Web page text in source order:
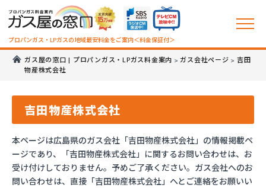
プロパンガス・LPガスの地域最安料金をご案内＜料金保証付＞
ガス屋の窓口 | プロパンガス・LPガス料金案内 >ガス会社ページ > 吉田
物産株式会社
吉田物産株式会社
本ページは広島県のガス会社「吉田物産株式会社」の情報掲載ペ
ージであり、「吉田物産株式会社」に関するお問い合わせは、お
受け付けしておりません。予めご了承ください。ガス会社へのお
問い合わせは、直接「吉田物産株式会社」へとご連絡をお願いい